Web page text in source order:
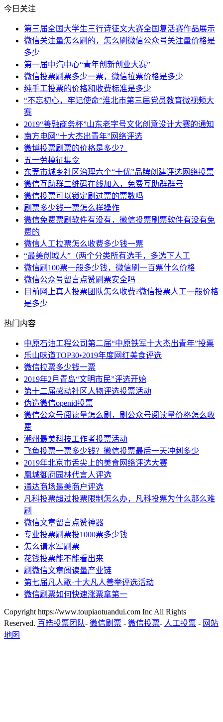
今日关注
第三届全国大学生三行诗征文大赛全国复活赛作品展示
微信关注量怎么刷的，怎么刷微信公众号关注量价格是
多少
第一届中汽中心“青年创新创业大赛”
微信投票刷票多少一票，微信拉票价格是多少
纯手工投票的价格和收费标准是多少
“不忘初心，牢记使命”淮北市第三届党员教育微视频大
赛
2019“善融商务杯”山东老字号文化创意设计大赛的通知
南方电网“十大杰出青年”网络评选
微博投票刷票的价格是多少？
五一劳模征集令
东莞市城乡社区治理六个“十优”品牌创建评选网络投票
微信互助群二维码在线加入，免费互助群群号
微信投票可以锁定刷过票的票数吗
刷票多少钱一票怎么样操作
微信免费票刷软件有没有，微信投票刷票软件有没有免
费的
微信人工拉票怎么收费多少钱一票
“最美创城人”（两个分类所有选手，多选下人工
微信刷100票一般多少钱，微信刷一百票什么价格
微信公众号留言点赞刷票安全吗
目前网上真人投票团队怎么收费?微信投票人工一般价格
是多少
热门内容
中原石油工程公司第二届“中原铁军十大杰出青年”投票
乐山味道TOP30•2019年度网红美食评选
微信拉票多少钱一票
2019年2月青岛“文明市民”评选开始
第十二届感动社区人物评选投票活动
伪造微信openid投票
微信公众号阅读量怎么刷，刷公众号阅读量价格怎么收
费
潮州最美科技工作者投票活动
飞鱼投票一票多少钱？微信投票最后一天冲刺多少
2019年北京市舌尖上的美食网络评选大赛
凰城御府园林代言人评选
通达商场最美商户评选
凡科投票超过投票限制怎么办，凡科投票为什么那么难
刷
微信文章留言点赞神器
专业投票刷票投1000票多少钱
怎么请水军刷票
花钱投票能不能看出来
刷微信文章阅读量产业链
第七届凡人歌·十大凡人善举评选活动
微信刷票如何快速涨票拿第一
Copyright https://www.toupiaotuandui.com Inc All Rights
Reserved. 百皓投票团队- 微信刷票 - 微信投票- 人工投票 - 网站
地图